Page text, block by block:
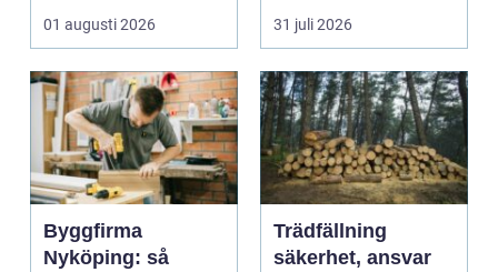
med ansvar för att
arbetsm...
01 augusti 2026
väggarna mot pla...
31 juli 2026
Byggfirma
Nyköping: så
Trädfällning
säkerhet, ansvar